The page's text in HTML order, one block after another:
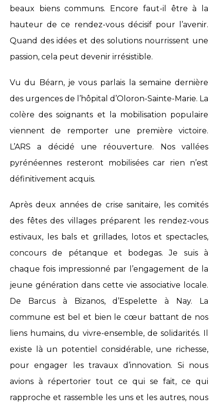
beaux biens communs. Encore faut-il être à la
hauteur de ce rendez-vous décisif pour l’avenir.
Quand des idées et des solutions nourrissent une
passion, cela peut devenir irrésistible.
Vu du Béarn, je vous parlais la semaine dernière
des urgences de l’hôpital d’Oloron-Sainte-Marie. La
colère des soignants et la mobilisation populaire
viennent de remporter une première victoire.
L’ARS a décidé une réouverture. Nos vallées
pyrénéennes resteront mobilisées car rien n’est
définitivement acquis.
Après deux années de crise sanitaire, les comités
des fêtes des villages préparent les rendez-vous
estivaux, les bals et grillades, lotos et spectacles,
concours de pétanque et bodegas. Je suis à
chaque fois impressionné par l’engagement de la
jeune génération dans cette vie associative locale.
De Barcus à Bizanos, d’Espelette à Nay. La
commune est bel et bien le cœur battant de nos
liens humains, du vivre-ensemble, de solidarités. Il
existe là un potentiel considérable, une richesse,
pour engager les travaux d’innovation. Si nous
avions à répertorier tout ce qui se fait, ce qui
rapproche et rassemble les uns et les autres, nous